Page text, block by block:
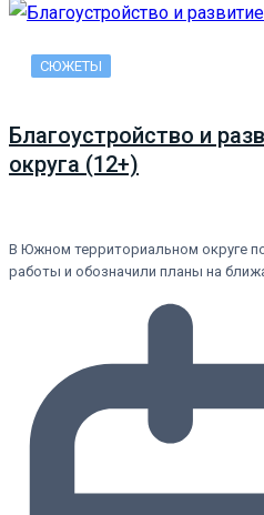
СЮЖЕТЫ
Благоустройство и
округа (12+)
В Южном территориальном округе
работы и обозначили планы на